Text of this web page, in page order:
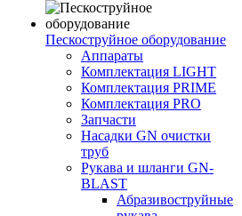
Пескоструйное оборудование
Аппараты
Комплектация LIGHT
Комплектация PRIME
Комплектация PRO
Запчасти
Насадки GN очистки
труб
Рукава и шланги GN-
BLAST
Абразивоструйные